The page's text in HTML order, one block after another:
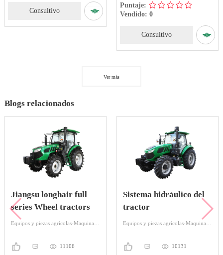
Consultivo
Puntaje:
Vendido: 0
Consultivo
Ver más
Blogs relacionados
Jiangsu longhair full
series Wheel tractors
11106
Sistema hidráulico del
tractor
10131